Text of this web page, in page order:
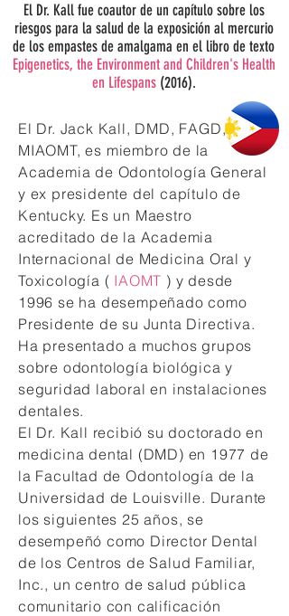
El Dr. Kall fue coautor de un capítulo sobre los
riesgos para la salud de la exposición al mercurio
de los empastes de amalgama en el libro de texto
Epigenetics, the Environment and Children's Health
en Lifespans (2016).
El Dr. Jack Kall, DMD, FAGD,
MIAOMT, es miembro de la
Academia de Odontología General
y ex presidente del capítulo de
Kentucky. Es un Maestro
acreditado de la Academia
Internacional de Medicina Oral y
Toxicología ( IAOMT ) y desde
1996 se ha desempeñado como
Presidente de su Junta Directiva.
Ha presentado a muchos grupos
sobre odontología biológica y
seguridad laboral en instalaciones
dentales.
El Dr. Kall recibió su doctorado en
medicina dental (DMD) en 1977 de
la Facultad de Odontología de la
Universidad de Louisville. Durante
los siguientes 25 años, se
desempeñó como Director Dental
de los Centros de Salud Familiar,
Inc., un centro de salud pública
comunitario con calificación